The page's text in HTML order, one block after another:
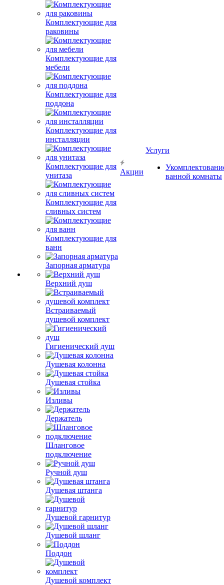
Комплектующие для
раковины
Комплектующие для
мебели
Комплектующие для
поддона
Комплектующие для
инсталляции
Комплектующие для
унитаза
Комплектующие для
сливных систем
Комплектующие для
ванн
Запорная арматура
Верхний душ
Встраиваемый
душевой комплект
Гигиенический душ
Душевая колонна
Душевая стойка
Изливы
Держатель
Шланговое
подключение
Ручной душ
Душевая штанга
Душевой гарнитур
Душевой шланг
Поддон
Душевой комплект
Акции
Услуги
ванной комнаты